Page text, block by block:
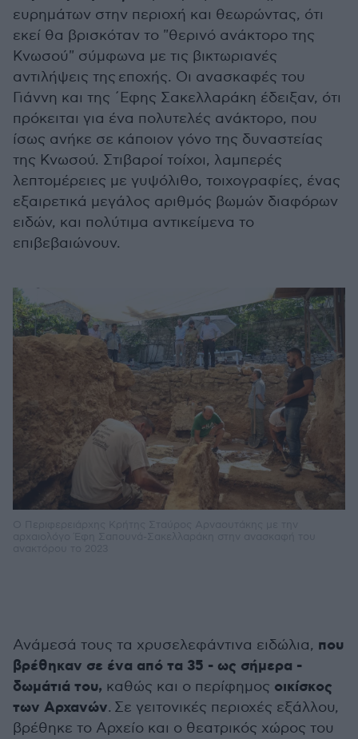
ευρημάτων στην περιοχή και θεωρώντας, ότι
εκεί θα βρισκόταν το "θερινό ανάκτορο της
Κνωσού" σύμφωνα με τις βικτωριανές
αντιλήψεις της εποχής. Οι ανασκαφές του
Γιάννη και της ΄Εφης Σακελλαράκη έδειξαν, ότι
πρόκειται για ένα πολυτελές ανάκτορο, που
ίσως ανήκε σε κάποιον γόνο της δυναστείας
της Κνωσού. Στιβαροί τοίχοι, λαμπερές
λεπτομέρειες με γυψόλιθο, τοιχογραφίες, ένας
εξαιρετικά μεγάλος αριθμός βωμών διαφόρων
ειδών, και πολύτιμα αντικείμενα το
επιβεβαιώνουν.
Ανάμεσά τους τα χρυσελεφάντινα ειδώλια, που
βρέθηκαν σε ένα από τα 35 - ως σήμερα -
δωμάτιά του, καθώς και ο περίφημος οικίσκος
των Αρχανών. Σε γειτονικές περιοχές εξάλλου,
βρέθηκε το Αρχείο και ο θεατρικός χώρος του